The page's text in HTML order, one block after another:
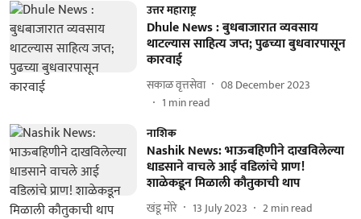
उत्तर महाराष्ट्र
Dhule News : बुधबाजारात व्यवसाय
थाटल्यास साहित्य जप्त; पुढच्या बुधवारपासून
कारवाई
सकाळ वृत्तसेवा
08 December 2023
1 min read
नाशिक
Nashik News: भाऊबहिणीने दाखविलेल्या
धाडसाने वाचले आई वडिलांचे प्राण!
शाळेकडून मिळाली कौतुकाची थाप
खंडू मोरे 13 July 2023 2min read